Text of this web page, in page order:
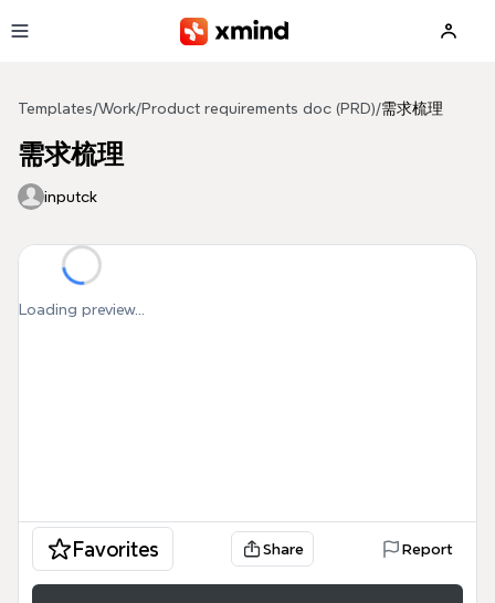
Templates/Work/Product requirements doc (PRD)/需求梳理
需求梳理
inputck
Loading preview...
Favorites Share Report